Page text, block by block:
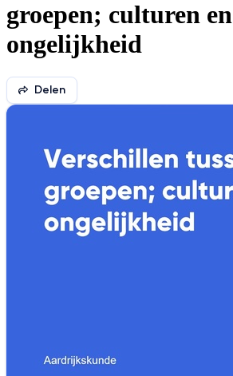
groepen; culturen en
ongelijkheid
Delen